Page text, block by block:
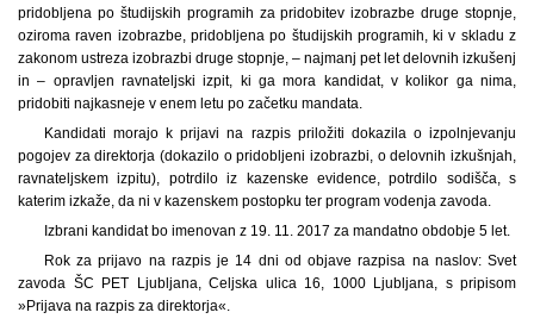
pridobljena po študijskih programih za pridobitev izobrazbe druge stopnje,
oziroma raven izobrazbe, pridobljena po študijskih programih, ki v skladu z
zakonom ustreza izobrazbi druge stopnje, – najmanj pet let delovnih izkušenj
in – opravljen ravnateljski izpit, ki ga mora kandidat, v kolikor ga nima,
pridobiti najkasneje v enem letu po začetku mandata.
Kandidati morajo k prijavi na razpis priložiti dokazila o izpolnjevanju
pogojev za direktorja (dokazilo o pridobljeni izobrazbi, o delovnih izkušnjah,
ravnateljskem izpitu), potrdilo iz kazenske evidence, potrdilo sodišča, s
katerim izkaže, da ni v kazenskem postopku ter program vodenja zavoda.
Izbrani kandidat bo imenovan z 19. 11. 2017 za mandatno obdobje 5 let.
Rok za prijavo na razpis je 14 dni od objave razpisa na naslov: Svet
zavoda ŠC PET Ljubljana, Celjska ulica 16, 1000 Ljubljana, s pripisom
»Prijava na razpis za direktorja«.